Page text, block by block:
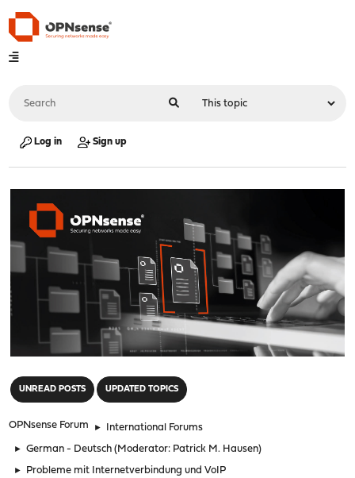
Log in Sign up
UNREAD POSTS UPDATED TOPICS
OPNsense Forum ► International Forums
► German - Deutsch (Moderator: Patrick M. Hausen)
► Probleme mit Internetverbindung und VoIP